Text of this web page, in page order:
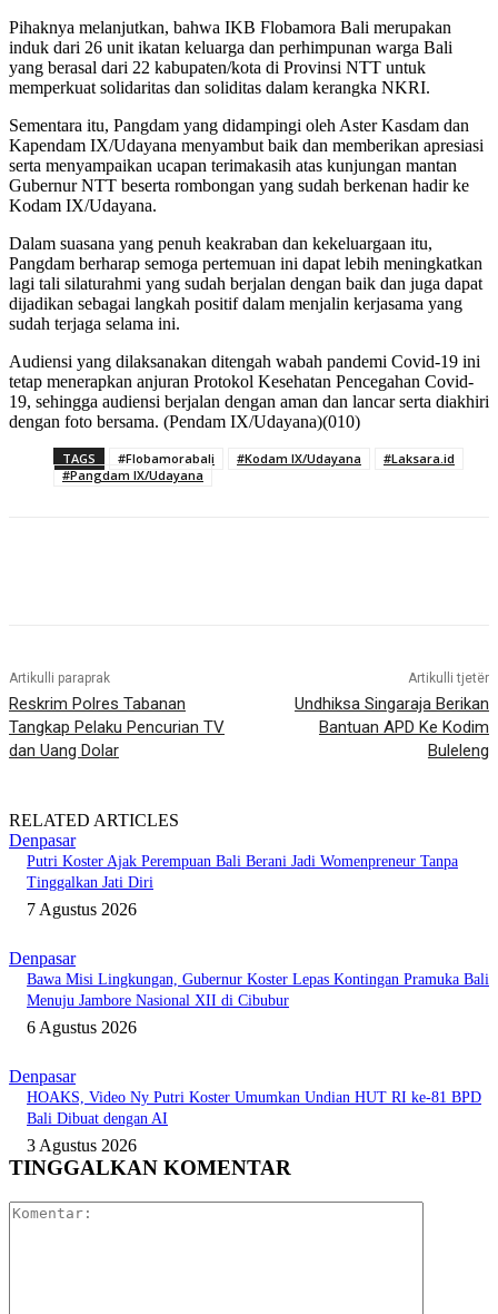
Pihaknya melanjutkan, bahwa IKB Flobamora Bali merupakan
induk dari 26 unit ikatan keluarga dan perhimpunan warga Bali
yang berasal dari 22 kabupaten/kota di Provinsi NTT untuk
memperkuat solidaritas dan soliditas dalam kerangka NKRI.
Sementara itu, Pangdam yang didampingi oleh Aster Kasdam dan
Kapendam IX/Udayana menyambut baik dan memberikan apresiasi
serta menyampaikan ucapan terimakasih atas kunjungan mantan
Gubernur NTT beserta rombongan yang sudah berkenan hadir ke
Kodam IX/Udayana.
Dalam suasana yang penuh keakraban dan kekeluargaan itu,
Pangdam berharap semoga pertemuan ini dapat lebih meningkatkan
lagi tali silaturahmi yang sudah berjalan dengan baik dan juga dapat
dijadikan sebagai langkah positif dalam menjalin kerjasama yang
sudah terjaga selama ini.
Audiensi yang dilaksanakan ditengah wabah pandemi Covid-19 ini
tetap menerapkan anjuran Protokol Kesehatan Pencegahan Covid-
19, sehingga audiensi berjalan dengan aman dan lancar serta diakhiri
dengan foto bersama. (Pendam IX/Udayana)(010)
TAGS #Flobamorabali #Kodam IX/Udayana
#Laksara.id
#Pangdam IX/Udayana
Artikulli paraprak
Reskrim Polres Tabanan
Tangkap Pelaku Pencurian TV
dan Uang Dolar
Artikulli tjetër
Undhiksa Singaraja Berikan
Bantuan APD Ke Kodim
Buleleng
RELATED ARTICLES
Denpasar
Putri Koster Ajak Perempuan Bali Berani Jadi Womenpreneur Tanpa
Tinggalkan Jati Diri
7 Agustus 2026
Denpasar
Bawa Misi Lingkungan, Gubernur Koster Lepas Kontingan Pramuka Bali
Menuju Jambore Nasional XII di Cibubur
6 Agustus 2026
Denpasar
HOAKS, Video Ny Putri Koster Umumkan Undian HUT RI ke-81 BPD
Bali Dibuat dengan AI
3 Agustus 2026
TINGGALKAN KOMENTAR